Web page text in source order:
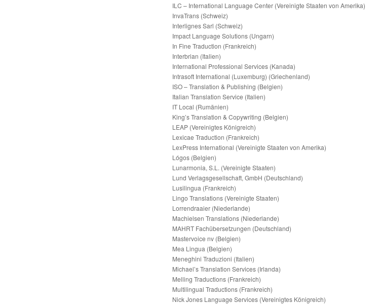
ILC – International Language Center (Vereinigte Staaten von Amerika)
InvaTrans (Schweiz)
Interlignes Sarl (Schweiz)
Impact Language Solutions (Ungarn)
In Fine Traduction (Frankreich)
Interbrian (Italien)
International Professional Services (Kanada)
Intrasoft International (Luxemburg) (Griechenland)
ISO – Translation & Publishing (Belgien)
Italian Translation Service (Italien)
IT Local (Rumänien)
King’s Translation & Copywriting (Belgien)
LEAP (Vereinigtes Königreich)
Lexicae Traduction (Frankreich)
LexPress International (Vereinigte Staaten von Amerika)
Lógos (Belgien)
Lunarmonia, S.L. (Vereinigte Staaten)
Lund Verlagsgesellschaft, GmbH (Deutschland)
Lusilingua (Frankreich)
Lingo Translations (Vereinigte Staaten)
Lorrendraaier (Niederlande)
Machielsen Translations (Niederlande)
MAHRT Fachübersetzungen (Deutschland)
Mastervoice nv (Belgien)
Mea Lingua (Belgien)
Meneghini Traduzioni (Italien)
Michael’s Translation Services (Irlanda)
Melling Traductions (Frankreich)
Multilingual Traductions (Frankreich)
Nick Jones Language Services (Vereinigtes Königreich)